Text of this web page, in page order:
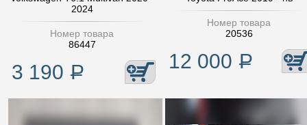
2024
Номер товара
86447
3 190 Р
Номер товара
20536
12 000 Р